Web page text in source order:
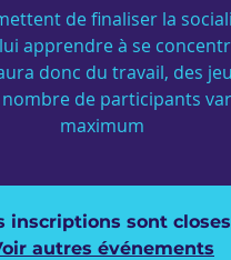
de finaliser la
apprendre à se
donc du travail, des
de participants
maximum
inscriptions sont closes
autres événements